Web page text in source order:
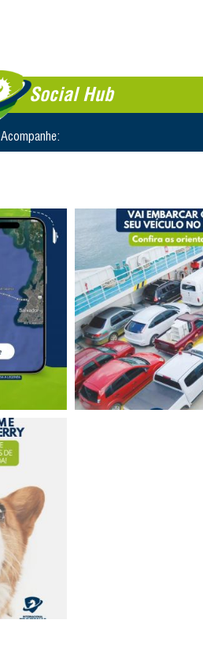
Social Hub
Acompanhe: